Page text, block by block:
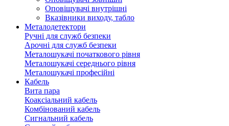
Оповіщувачі внутрішні
Вказівники виходу, табло
Металодетектори
Ручні для служб безпеки
Арочні для служб безпеки
Металошукачі початкового рівня
Металошукачі середнього рівня
Металошукачі професійні
Кабель
Вита пара
Коаксіальний кабель
Комбінований кабель
Сигнальний кабель